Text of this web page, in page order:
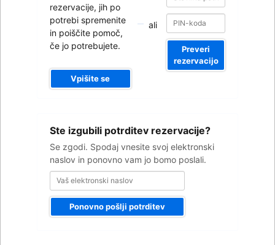
rezervacije, jih po
potrebi spremenite
in poiščite pomoč,
če jo potrebujete.
Vpišite se
ali
potrditve
Preveri
rezervacijo
Ste izgubili potrditev rezervacije?
Se zgodi. Spodaj vnesite svoj elektronski
naslov in ponovno vam jo bomo poslali.
elektronski
naslov
Ponovno pošlji potrditev